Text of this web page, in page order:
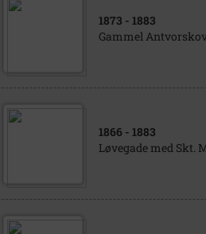
1873 - 1883
Gammel
1866 - 1883
Løvegade med Skt.